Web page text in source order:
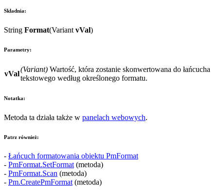
Składnia:
String Format(Variant vVal)
Parametry:
vVal
(Variant) Wartość, która zostanie skonwertowana do łańcucha
tekstowego według określonego formatu.
Notatka:
Metoda ta działa także w panelach webowych.
Patrz również:
- Łańcuch formatowania obiektu PmFormat
- PmFormat.SetFormat(metoda)
- PmFormat.Scan (metoda)
- Pm.CreatePmFormat(metoda)